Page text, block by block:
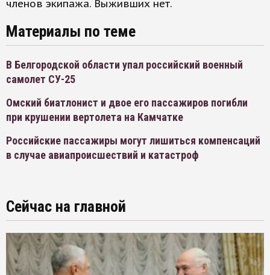
членов экипажа. Выживших нет.
Материалы по теме
В Белгородской области упал российский военный
самолет СУ-25
Омский биатлонист и двое его пассажиров погибли
при крушении вертолета на Камчатке
Российские пассажиры могут лишиться компенсаций
в случае авиапроисшествий и катастроф
Сейчас на главной